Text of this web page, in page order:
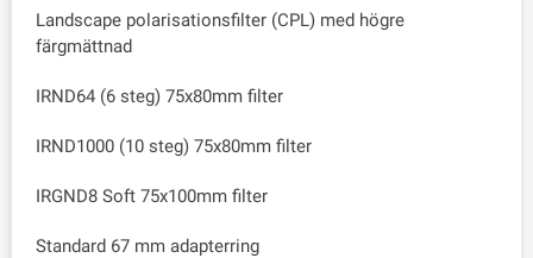
Landscape polarisationsfilter (CPL) med högre
färgmättnad
IRND64 (6 steg) 75x80mm filter
IRND1000 (10 steg) 75x80mm filter
IRGND8 Soft 75x100mm filter
Standard 67 mm adapterring